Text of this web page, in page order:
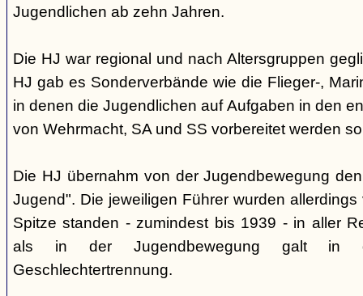
Jugendlichen ab zehn Jahren.
Die HJ war regional und nach Altersgruppen
HJ gab es Sonderverbände wie die Flieger-,
in denen die Jugendlichen auf Aufgaben in den
von Wehrmacht, SA und SS vorbereitet werden
Die HJ übernahm von der Jugendbewegung
Jugend". Die jeweiligen Führer wurden
Spitze standen - zumindest bis 1939 - in aller
als in der Jugendbewegung galt in
Geschlechtertrennung.